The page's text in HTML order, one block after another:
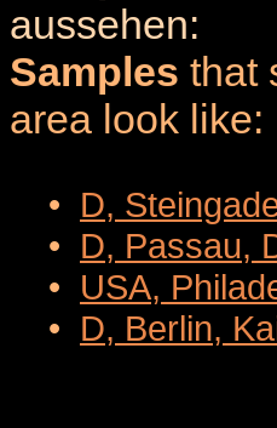
aussehen:
Samples that
area look like:
• D,
• D, Passau,
• USA,
• D, Berlin,